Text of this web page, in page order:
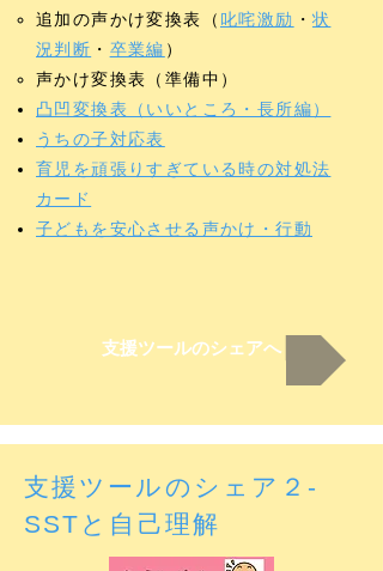
追加の声かけ変換表（ 叱咤激励 ・状
況判断 ・ 卒業編 ）
​声かけ変換表（準備中）
凸凹変換表（いいところ・長所編）
うちの子対応表
育児を頑張りすぎている時の対処法
カード
子どもを安心させる声かけ・行動
支援ツールのシェアへ
支援ツールのシェア２-
SSTと自己理解